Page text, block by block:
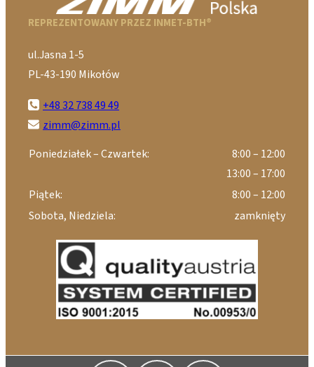
REPREZENTOWANY PRZEZ INMET-BTH®
ul.Jasna 1-5
PL-43-190 Mikołów
+48 32 738 49 49
zimm@zimm.pl
Poniedziałek – Czwartek:
8:00 – 12:00
13:00 – 17:00
Piątek:
8:00 – 12:00
Sobota, Niedziela:
zamknięty